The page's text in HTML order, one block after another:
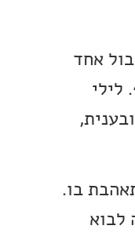
אחד
לילי
בו.
לבוא